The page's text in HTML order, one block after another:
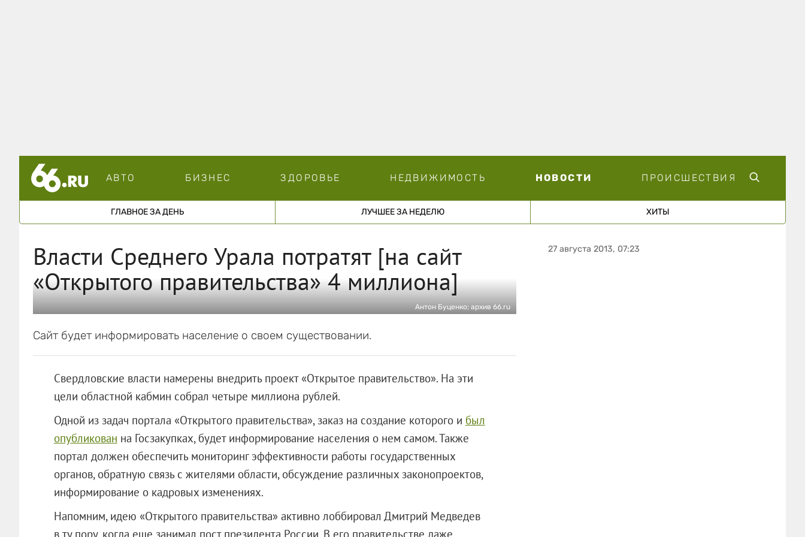
АВТО БИЗНЕС ЗДОРОВЬЕ НЕДВИЖИМОСТЬ НОВОСТИ ПРОИСШЕСТВИЯ
ГЛАВНОЕ ЗА ДЕНЬ ЛУЧШЕЕ ЗА НЕДЕЛЮ ХИТЫ
Власти Среднего Урала потратят [на сайт
«Открытого правительства» 4 миллиона]
Антон Буценко; архив 66.ru
Сайт будет информировать население о своем существовании.
Свердловские власти намерены внедрить проект «Открытое правительство». На эти
цели областной кабмин собрал четыре миллиона рублей.
Одной из задач портала «Открытого правительства», заказ на создание которого и был
опубликован на Госзакупках, будет информирование населения о нем самом. Также
портал должен обеспечить мониторинг эффективности работы государственных
органов, обратную связь с жителями области, обсуждение различных законопроектов,
информирование о кадровых изменениях.
Напомним, идею «Открытого правительства» активно лоббировал Дмитрий Медведев
в ту пору, когда еще занимал пост президента России. В его правительстве даже
27 августа 2013, 07:23